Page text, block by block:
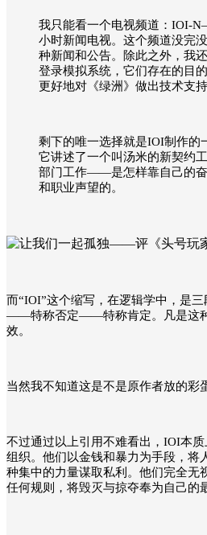
我只能看一个电视频道：IOI-
小时新闻电视。这个频道没完
种新闻和公告。除此之外，我
登录模拟系统，它们存在的目
更好地对《绿洲》做出技术支持
剩下的唯一选择就是IOI制作的
它讲述了一个叫汤米的新契约
部门工作——是怎样靠自己的
和职业声望的。
而“IOI”这个缩写，在逻辑学中，是
——特称否定——特称肯定。凡是这
效。
当然我不知道这是不是原作者放的彩
不过通过以上引用不难看出，IOI本
组织。他们以金钱和暴力为手段，将
种集中的力量谋取私利。他们完全无
任何规则，将毁灭与掠夺奉为自己的